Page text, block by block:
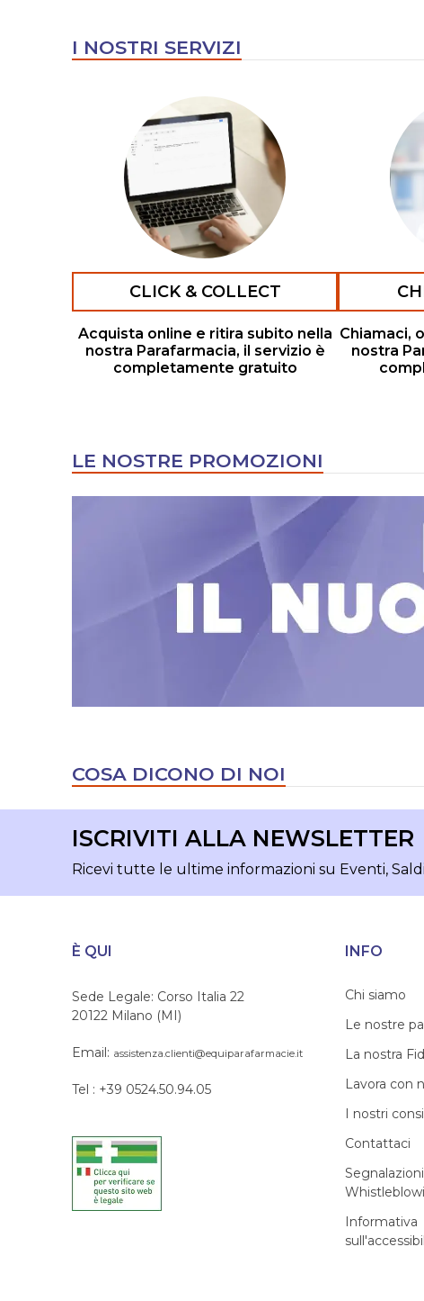
I NOSTRI SERVIZI
CLICK & COLLECT
Acquista online e ritira subito nella
nostra Parafarmacia, il servizio è
completamente gratuito
Chiamaci,
nostra
LE NOSTRE PROMOZIONI
COSA DICONO DI NOI
ISCRIVITI ALLA NEWSLETTER
Ricevi tutte le ultime informazioni su Eventi,
È QUI
Sede Legale: Corso Italia 22
20122 Milano (MI)
Email: assistenza.clienti@equiparafarmacie.it
Tel : +39 0524.50.94.05
INFO
Chi siamo
Le nostre
La nostra
Lavora con
I nostri
Contattaci
Segnalazioni
Informativa